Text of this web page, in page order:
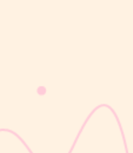
membuat Mom & Dad khawatir.
sebagai kotoran atau sisa cairan
dibersihkan, terutama jika jumlahnya